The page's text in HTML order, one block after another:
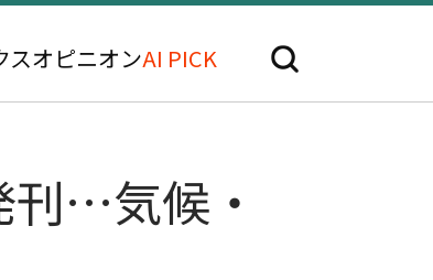
スオピニオンAI PICK
刊…気候・